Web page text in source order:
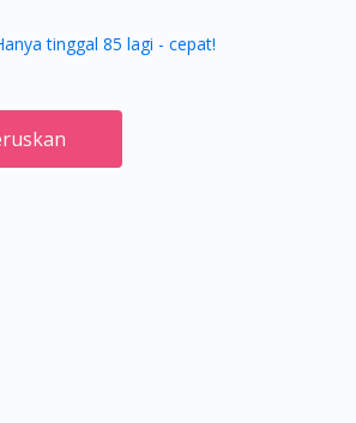
tinggal 85 lagi - cepat!